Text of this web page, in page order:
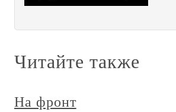
Читайте также
На фронт